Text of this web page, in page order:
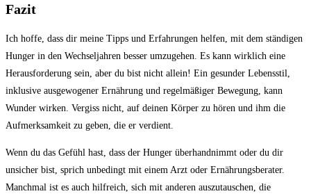
Fazit
Ich hoffe, ⁣dass dir⁣ meine Tipps‌ und Erfahrungen helfen, mit ⁢dem ‍ständigen
Hunger in den ⁤Wechseljahren besser umzugehen.​ Es‍ kann wirklich eine
Herausforderung sein, ⁣aber​ du bist nicht allein!‍ Ein gesunder Lebensstil,‍
inklusive ausgewogener‌ Ernährung und regelmäßiger Bewegung, ‍kann
⁤Wunder wirken.⁢ Vergiss nicht, auf ⁤deinen‌ Körper zu hören ‌und ihm⁤ die⁣
Aufmerksamkeit zu geben, die er‍ verdient.
Wenn‌ du das Gefühl hast, dass der ⁢Hunger überhandnimmt oder du dir
unsicher bist, sprich ‌unbedingt mit einem Arzt oder Ernährungsberater.
Manchmal ist es auch hilfreich, sich mit‍ anderen⁤ auszutauschen, die